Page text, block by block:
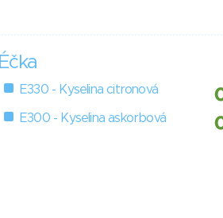
Éčka
E330 - Kyselina citronová
E300 - Kyselina askorbová